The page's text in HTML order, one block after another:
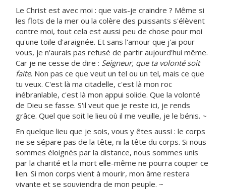
Le Christ est avec moi : que vais-je craindre ? Même si
les flots de la mer ou la colère des puissants s'élèvent
contre moi, tout cela est aussi peu de chose pour moi
qu'une toile d'araignée. Et sans l'amour que j'ai pour
vous, je n'aurais pas refusé de partir aujourd'hui même.
Car je ne cesse de dire : Seigneur, que ta volonté soit
faite. Non pas ce que veut un tel ou un tel, mais ce que
tu veux. C'est là ma citadelle, c'est là mon roc
inébranlable, c'est là mon appui solide. Que la volonté
de Dieu se fasse. S'il veut que je reste ici, je rends
grâce. Quel que soit le lieu où il me veuille, je le bénis. ~
En quelque lieu que je sois, vous y êtes aussi : le corps
ne se sépare pas de la tête, ni la tête du corps. Si nous
sommes éloignés par la distance, nous sommes unis
par la charité et la mort elle-même ne pourra couper ce
lien. Si mon corps vient à mourir, mon âme restera
vivante et se souviendra de mon peuple. ~